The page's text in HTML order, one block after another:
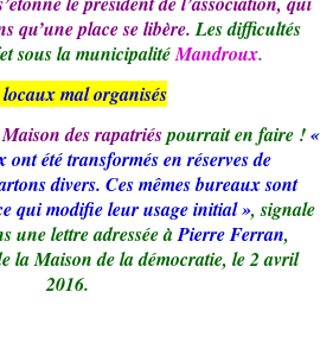
qu’une place se libère. Les difficultés
sous la municipalitéMandroux.
mal organisés
Maison des rapatriéspourrait en faire !«
été transformés en réserves de
divers. Ces mêmes bureaux sont
qui modifie leur usage initial », signale
une lettre adressée àPierre Ferran,
la Maison de la démocratie, le 2 avril
2016.